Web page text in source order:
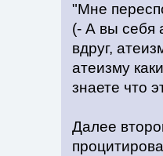
"Мне
(- А вы себя
вдруг,
атеизму
знаете что
Далее